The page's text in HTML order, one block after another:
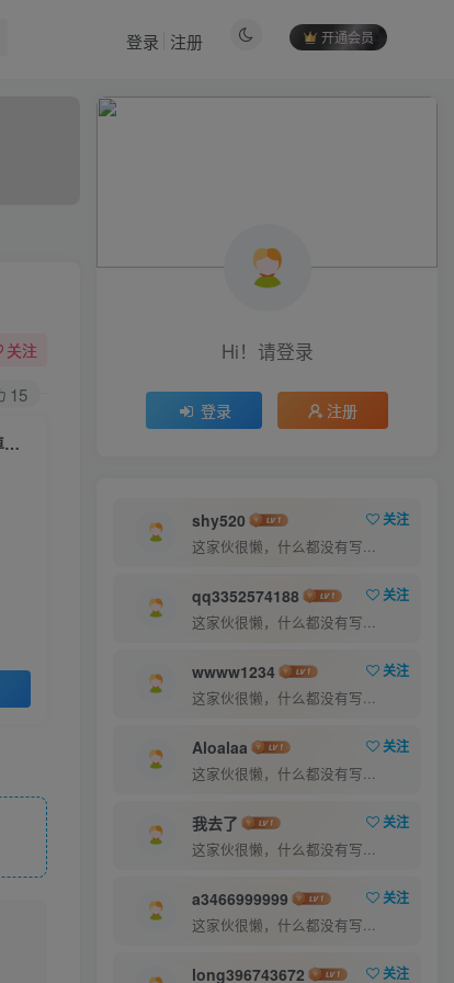
开通会员
登录 注册
关注
15
三网H5塔防游戏【路战狂魔师H5】一键全自动搭建脚本+GM授权后台+简易安卓客户端
欢迎来到未央资源网，有问题或者咨询请联系
9.9 ￥
5
￥
1
登录购买
Hi！请登录
登录 注册
shy520
关注
这家伙很懒，什么都没有写...
qq3352574188
关注
这家伙很懒，什么都没有写...
wwww1234
关注
这家伙很懒，什么都没有写...
Aloalaa
关注
这家伙很懒，什么都没有写...
我去了
关注
这家伙很懒，什么都没有写...
a3466999999
关注
这家伙很懒，什么都没有写...
long396743672
关注